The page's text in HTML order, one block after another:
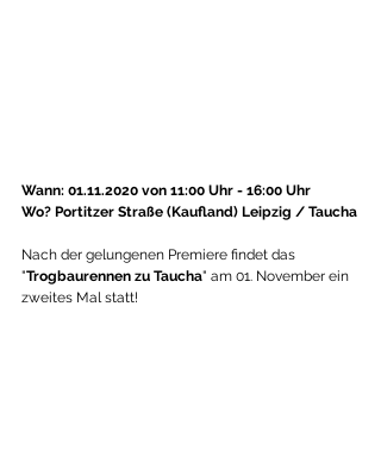
Wann: 01.11.2020 von 11:00 Uhr - 16:00 Uhr
Wo? Portitzer Straße (Kaufland) Leipzig / Taucha
Nach der gelungenen Premiere findet das
"Trogbaurennen zu Taucha" am 01. November ein
zweites Mal statt!